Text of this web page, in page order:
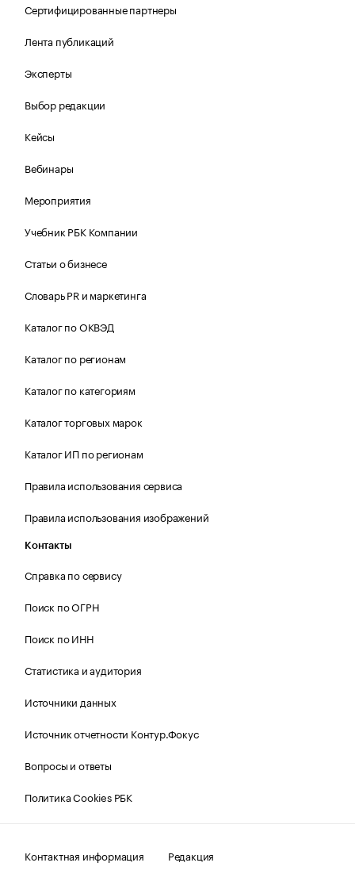
Сертифицированные партнеры
Лента публикаций
Эксперты
Выбор редакции
Кейсы
Вебинары
Мероприятия
Учебник РБК Компании
Статьи о бизнесе
Словарь PR и маркетинга
Каталог по ОКВЭД
Каталог по регионам
Каталог по категориям
Каталог торговых марок
Каталог ИП по регионам
Правила использования сервиса
Правила использования изображений
Контакты
Справка по сервису
Поиск по ОГРН
Поиск по ИНН
Статистика и аудитория
Источники данных
Источник отчетности Контур.Фокус
Вопросы и ответы
Политика Cookies РБК
Контактная информация Редакция